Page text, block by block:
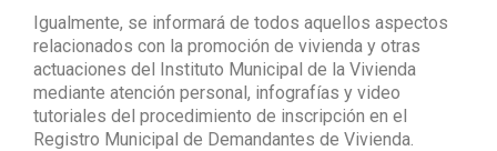
Igualmente, se informará de todos aquellos aspectos
relacionados con la promoción de vivienda y otras
actuaciones del Instituto Municipal de la Vivienda
mediante atención personal, infografías y video
tutoriales del procedimiento de inscripción en el
Registro Municipal de Demandantes de Vivienda.